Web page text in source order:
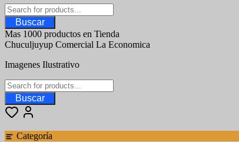
Buscar
Mas 1000 productos en Tienda
Chuculjuyup Comercial La Economica
Imagenes Ilustrativo
Buscar
Categoría